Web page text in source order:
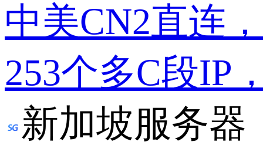
中美CN2直连
253个多C段IP
新加坡服务器